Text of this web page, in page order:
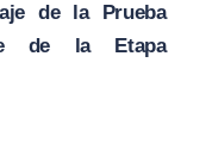
de la Prueba
de la Etapa